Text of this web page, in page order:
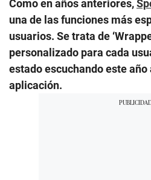
Como en años anteriores,
una de las funciones más
usuarios. Se trata de
personalizado para cada
estado escuchando este año
aplicación.